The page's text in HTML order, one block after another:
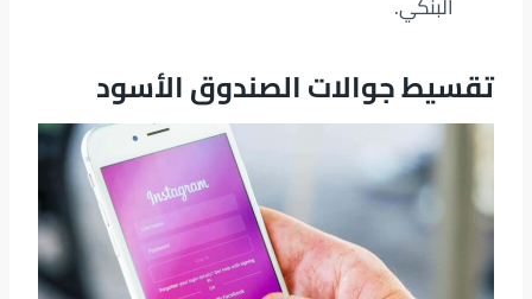
البنكي.
تقسيط جوالات الصندوق الأسود